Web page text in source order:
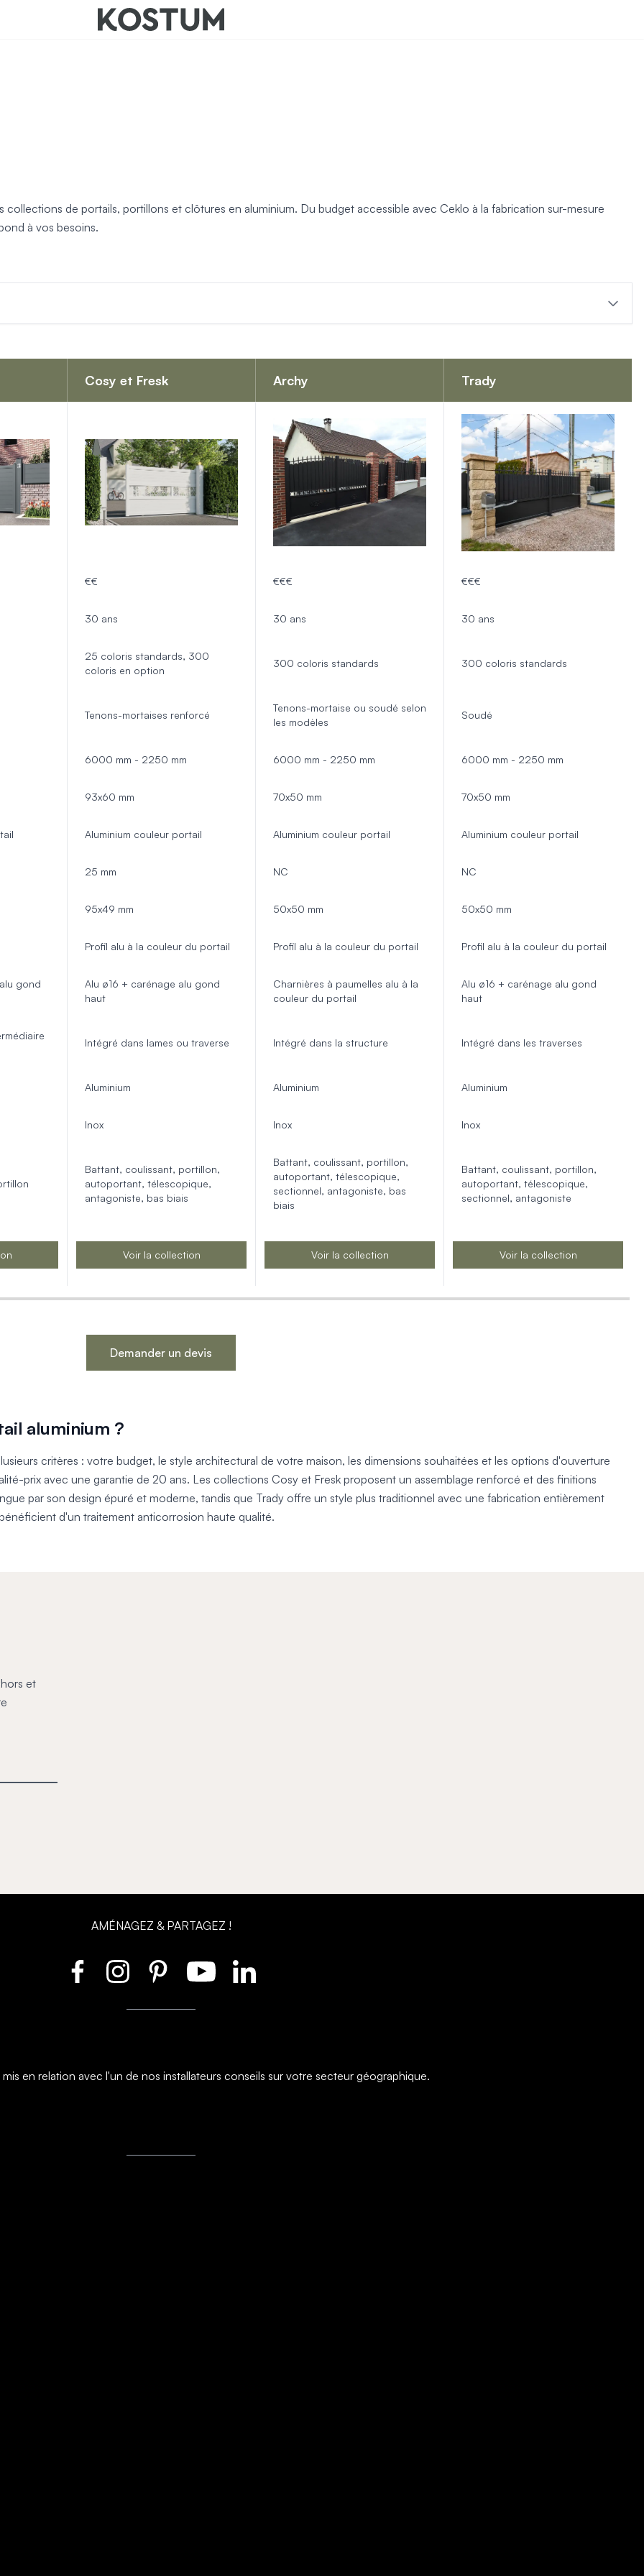
décors
et pare-vent
et PAC
de portails, portillons et clôtures en aluminium. Du budget accessible avec Ceklo à la fabrication sur-mesure
à vos besoins.
Cosy et Fresk Archy Trady
€€ €€€ €€€
30 ans 30 ans 30 ans
25 coloris standards, 300
coloris en option
300 coloris standards 300 coloris standards
Tenons-mortaises renforcé
Tenons-mortaise ou soudé selon
les modèles
Soudé
6000 mm - 2250 mm 6000 mm - 2250 mm 6000 mm - 2250 mm
93x60 mm 70x50 mm 70x50 mm
Aluminium couleur portail Aluminium couleur portail Aluminium couleur portail
25 mm NC NC
95x49 mm 50x50 mm 50x50 mm
Profil alu à la couleur du portail Profil alu à la couleur du portail Profil alu à la couleur du portail
gond
Alu ø16 + carénage alu gond
haut
Charnières à paumelles alu à la
couleur du portail
Alu ø16 + carénage alu gond
haut
Intégré dans lames ou traverse Intégré dans la structure Intégré dans les traverses
Aluminium Aluminium Aluminium
Inox Inox Inox
Battant, coulissant, portillon,
autoportant, télescopique,
antagoniste, bas biais
Battant, coulissant, portillon,
autoportant, télescopique,
sectionnel, antagoniste, bas
biais
Battant, coulissant, portillon,
autoportant, télescopique,
sectionnel, antagoniste
Voir la collection Voir la collection Voir la collection
Demander un devis
aluminium ?
critères : votre budget, le style architectural de votre maison, les dimensions souhaitées et les options d'ouverture
prix avec une garantie de 20 ans. Les collections Cosy et Fresk proposent un assemblage renforcé et des finitions
par son design épuré et moderne, tandis que Trady offre un style plus traditionnel avec une fabrication entièrement
d'un traitement anticorrosion haute qualité.
et
AMÉNAGEZ & PARTAGEZ !
en relation avec l'un de nos installateurs conseils sur votre secteur géographique.